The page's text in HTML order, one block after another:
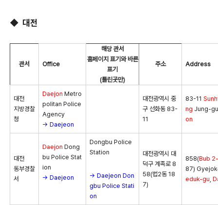
◆ 대전
관서 Office
해당 관서
홈페이지 표기와 바른
표기
(틀린곳만)
주소 Address
대전
지방경찰
청
Daejon Metro
politan Police
Agency
→ Daejeon
대전광역시 중
구 선화동 83-
11
83-11
ng Jung-
on
대전
동부경찰
서
Daejon Dong
bu Police Stat
ion
→ Daejeon
Dongbu Police
Station
→ Daejeon Don
gbu Police Stati
on
대전광역시 대
덕구 계족로 8
58(법2동 18
7)
858(Bub
87)
eduk-gu